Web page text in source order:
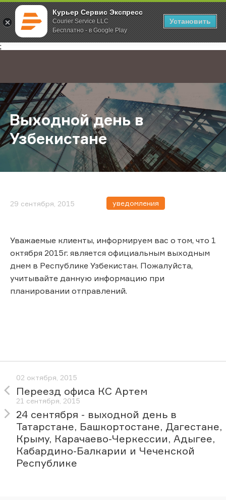
Курьер Сервис Экспресс
Courier Service LLC
Бесплатно - в Google Play
Установить
;
Главная О компании Новости Выходной день в Узбекистане
Выходной день в
Узбекистане
29 сентября, 2015 уведомления
Уважаемые клиенты, информируем вас о том, что 1
октября 2015г. является официальным выходным
днем в Республике Узбекистан. Пожалуйста,
учитывайте данную информацию при
планировании отправлений.
02 октября, 2015
Переезд офиса КС Артем
21 сентября, 2015
24 сентября - выходной день в
Татарстане, Башкортостане, Дагестане,
Крыму, Карачаево-Черкессии, Адыгее,
Кабардино-Балкарии и Чеченской
Республике